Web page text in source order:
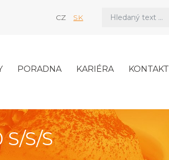
CZ SK
PORADNA KARIÉRA KONTAKT
S/S